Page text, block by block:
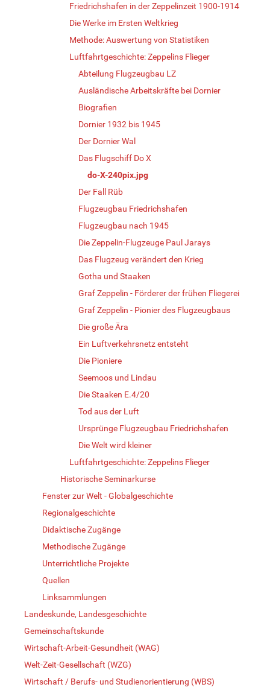
Friedrichshafen in der Zeppelinzeit 1900-1914
Die Werke im Ersten Weltkrieg
Methode: Auswertung von Statistiken
Luftfahrtgeschichte: Zeppelins Flieger
Abteilung Flugzeugbau LZ
Ausländische Arbeitskräfte bei Dornier
Biografien
Dornier 1932 bis 1945
Der Dornier Wal
Das Flugschiff Do X
do-X-240pix.jpg
Der Fall Rüb
Flugzeugbau Friedrichshafen
Flugzeugbau nach 1945
Die Zeppelin-Flugzeuge Paul Jarays
Das Flugzeug verändert den Krieg
Gotha und Staaken
Graf Zeppelin - Förderer der frühen Fliegerei
Graf Zeppelin - Pionier des Flugzeugbaus
Die große Ära
Ein Luftverkehrsnetz entsteht
Die Pioniere
Seemoos und Lindau
Die Staaken E.4/20
Tod aus der Luft
Ursprünge Flugzeugbau Friedrichshafen
Die Welt wird kleiner
Luftfahrtgeschichte: Zeppelins Flieger
Historische Seminarkurse
Fenster zur Welt - Globalgeschichte
Regionalgeschichte
Didaktische Zugänge
Methodische Zugänge
Unterrichtliche Projekte
Quellen
Linksammlungen
Landeskunde, Landesgeschichte
Gemeinschaftskunde
Wirtschaft-Arbeit-Gesundheit (WAG)
Welt-Zeit-Gesellschaft (WZG)
Wirtschaft / Berufs- und Studienorientierung (WBS)